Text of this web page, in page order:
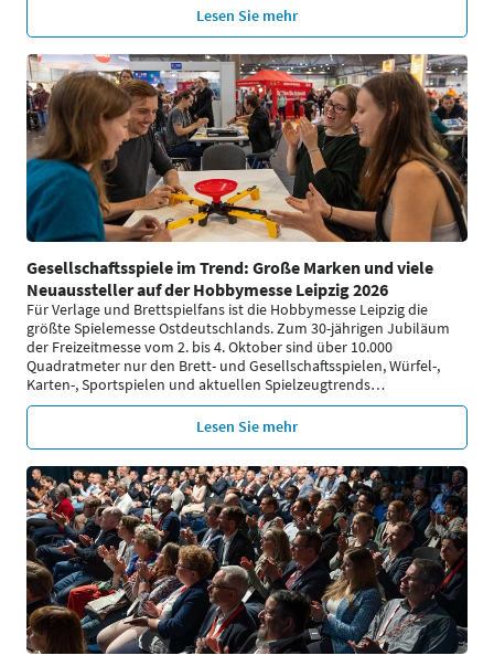
Lesen Sie mehr
Gesellschaftsspiele im Trend: Große Marken und viele
Neuaussteller auf der Hobbymesse Leipzig 2026
Für Verlage und Brettspielfans ist die Hobbymesse Leipzig die
größte Spielemesse Ostdeutschlands. Zum 30-jährigen Jubiläum
der Freizeitmesse vom 2. bis 4. Oktober sind über 10.000
Quadratmeter nur den Brett- und Gesellschaftsspielen, Würfel-,
Karten-, Sportspielen und aktuellen Spielzeugtrends…
Lesen Sie mehr